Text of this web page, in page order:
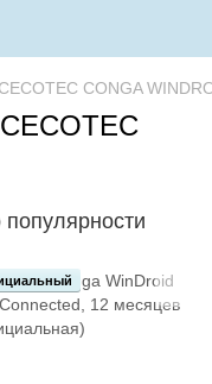
CECOTEC CONGA
популярности